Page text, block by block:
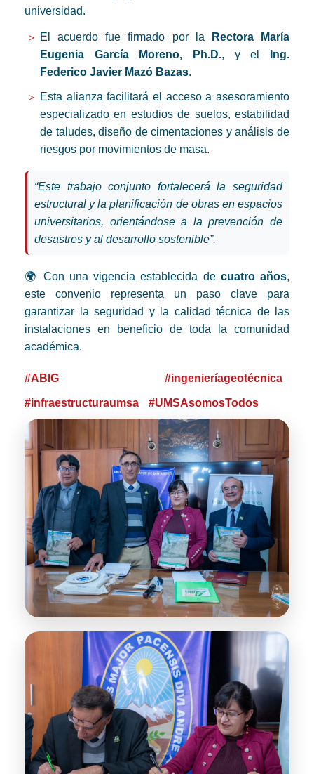
universidad.
El acuerdo fue firmado por la
Rectora María
Eugenia García Moreno, Ph.D., y el
Ing.
Federico Javier Mazó Bazas.
Esta alianza facilitará el acceso a asesoramiento
especializado en estudios de suelos, estabilidad
de taludes, diseño de cimentaciones y análisis de
riesgos por movimientos de masa.
“Este trabajo conjunto fortalecerá la seguridad
estructural y la planificación de obras en espacios
universitarios, orientándose a la prevención de
desastres y al desarrollo sostenible”.
🌍 Con una vigencia establecida de cuatro años,
este convenio representa un paso clave para
garantizar la seguridad y la calidad técnica de las
instalaciones en beneficio de toda la comunidad
académica.
#ABIG #ingenieríageotécnica
#infraestructuraumsa #UMSAsomosTodos